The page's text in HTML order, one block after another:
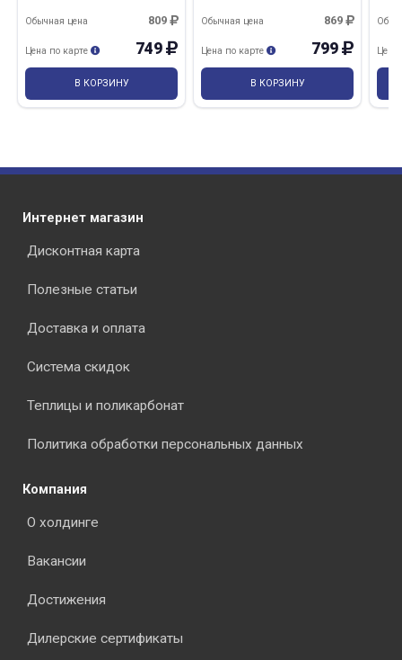
809
Обычная цена
749
Цена по карте
В КОРЗИНУ
869
Обычная цена
799
Цена по карте
В КОРЗИНУ
Цена
Интернет магазин
Дисконтная карта
Полезные статьи
Доставка и оплата
Система скидок
Теплицы и поликарбонат
Политика обработки персональных данных
Компания
О холдинге
Вакансии
Достижения
Дилерские сертификаты